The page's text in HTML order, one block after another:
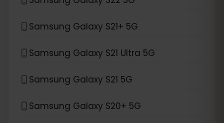
Samsung Galaxy S21+ 5G
Samsung Galaxy S21 Ultra 5G
Samsung Galaxy S21 5G
Samsung Galaxy S20+ 5G